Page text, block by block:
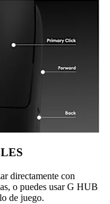
directamente con
o puedes usar G HUB
de juego.